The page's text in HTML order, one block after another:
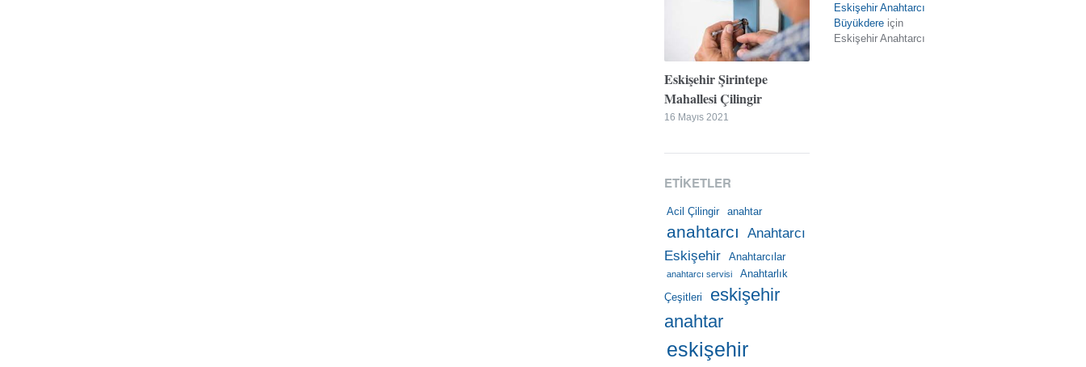
Eskişehir Şirintepe
Mahallesi Çilingir
16 Mayıs 2021
ETIKETLER
Acil Çilingir anahtar
anahtarcı Anahtarcı
Eskişehir
Anahtarcılar
anahtarcı servisi Anahtarlık
Çeşitleri
eskişehir
anahtar
eskişehir
Eskişehir Anahtarcı
Büyükdere için
Eskişehir Anahtarcı